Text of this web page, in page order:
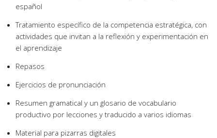
español
Tratamiento específico de la competencia estratégica, con
actividades que invitan a la reflexión y experimentación en
el aprendizaje
Repasos
Ejercicios de pronunciación
Resumen gramatical y un glosario de vocabulario
productivo por lecciones y traducido a varios idiomas
Material para pizarras digitales